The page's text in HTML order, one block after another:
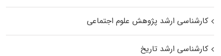
کارشناسی ارشد پژوهش علوم اجتماعی
کارشناسی ارشد تاریخ